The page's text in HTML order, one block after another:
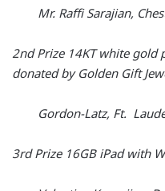
Mr. Raffi Sarajian,
2ndPrize 14KT white gold
donated by Golden Gift
Gordon-Latz, Ft.
3rdPrize 16GB iPad with